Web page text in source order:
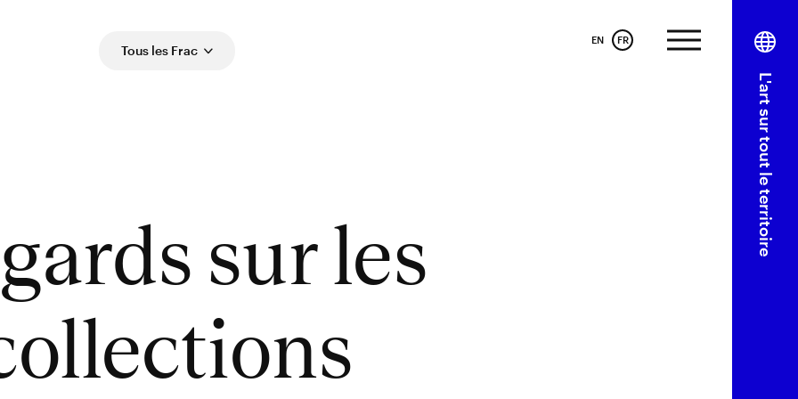
EN FR
Tous les Frac
sur les
L'art sur tout le territoire